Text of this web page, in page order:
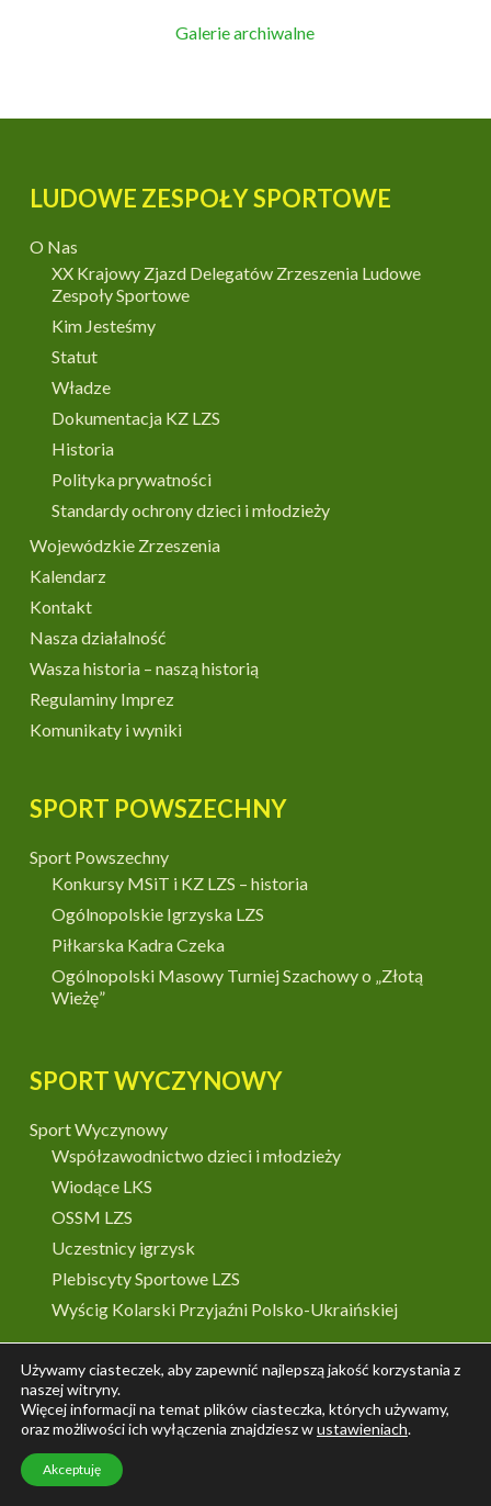
Galerie archiwalne
LUDOWE ZESPOŁY SPORTOWE
O Nas
XX Krajowy Zjazd Delegatów Zrzeszenia Ludowe
Zespoły Sportowe
Kim Jesteśmy
Statut
Władze
Dokumentacja KZ LZS
Historia
Polityka prywatności
Standardy ochrony dzieci i młodzieży
Wojewódzkie Zrzeszenia
Kalendarz
Kontakt
Nasza działalność
Wasza historia – naszą historią
Regulaminy Imprez
Komunikaty i wyniki
SPORT POWSZECHNY
Sport Powszechny
Konkursy MSiT i KZ LZS – historia
Ogólnopolskie Igrzyska LZS
Piłkarska Kadra Czeka
Ogólnopolski Masowy Turniej Szachowy o „Złotą
Wieżę”
SPORT WYCZYNOWY
Sport Wyczynowy
Współzawodnictwo dzieci i młodzieży
Wiodące LKS
OSSM LZS
Uczestnicy igrzysk
Plebiscyty Sportowe LZS
Wyścig Kolarski Przyjaźni Polsko-Ukraińskiej
DLA LZS
Poprzednia Strona LZS
Umowy Partnerskie
Używamy ciasteczek, aby zapewnić najlepszą jakość korzystania z
naszej witryny.
Więcej informacji na temat plików ciasteczka, których używamy,
oraz możliwości ich wyłączenia znajdziesz wustawieniach.
Akceptuję